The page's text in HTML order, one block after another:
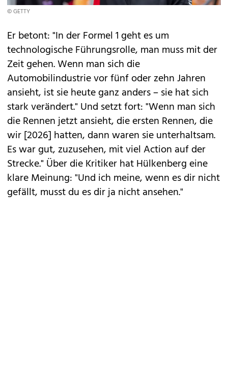
© GETTY
Er betont: "In der Formel 1 geht es um
technologische Führungsrolle, man muss mit der
Zeit gehen. Wenn man sich die
Automobilindustrie vor fünf oder zehn Jahren
ansieht, ist sie heute ganz anders – sie hat sich
stark verändert." Und setzt fort: "Wenn man sich
die Rennen jetzt ansieht, die ersten Rennen, die
wir [2026] hatten, dann waren sie unterhaltsam.
Es war gut, zuzusehen, mit viel Action auf der
Strecke." Über die Kritiker hat Hülkenberg eine
klare Meinung: "Und ich meine, wenn es dir nicht
gefällt, musst du es dir ja nicht ansehen."